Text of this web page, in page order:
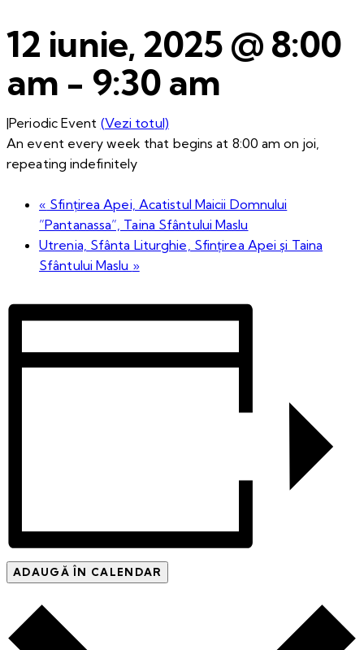
12 iunie, 2025 @ 8:00
am - 9:30 am
|Periodic Event (Vezi totul)
An event every week that begins at 8:00 am on joi,
repeating indefinitely
« Sfințirea Apei, Acatistul Maicii Domnului
”Pantanassa”, Taina Sfântului Maslu
Utrenia, Sfânta Liturghie, Sfințirea Apei și Taina
Sfântului Maslu »
ADAUGĂ ÎN CALENDAR